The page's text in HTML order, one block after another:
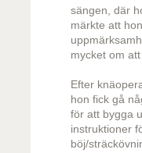
sängen, där
märkte att
mycket om att
Efter
hon fick gå
för att bygga
instruktioner
böj/